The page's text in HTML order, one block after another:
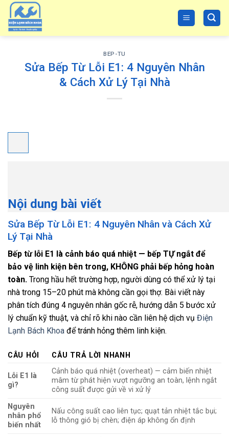
Skip
content
BEP-TU
Sửa Bếp Từ Lỗi E1: 4 Nguyên Nhân
& Cách Xử Lý Tại Nhà
Nội dung bài viết
Sửa Bếp Từ Lỗi E1: 4 Nguyên Nhân và Cách Xử
Lý Tại Nhà
Bếp từ lỗi E1 là cảnh báo quá nhiệt — bếp TỰ ngắt để
bảo vệ linh kiện bên trong, KHÔNG phải bếp hỏng hoàn
toàn. Trong hầu hết trường hợp, người dùng có thể xử lý tại
nhà trong 15–20 phút mà không cần gọi thợ. Bài viết này
phân tích đúng 4 nguyên nhân gốc rễ, hướng dẫn 5 bước xử
lý chuẩn kỹ thuật, và chỉ rõ khi nào cần liên hệ dịch vụ Điện
Lạnh Bách Khoa để tránh hỏng thêm linh kiện.
CÂU HỎI CÂU TRẢ LỜI NHANH
Lỗi E1 là
gì?
Cảnh báo quá nhiệt (overheat) — cảm biến nhiệt
mâm từ phát hiện vượt ngưỡng an toàn, lệnh ngắt
công suất được gửi về vi xử lý
Nguyên
nhân phổ
biến nhất
Nấu công suất cao liên tục; quạt tản nhiệt tắc bụi;
lỗ thông gió bị chèn; điện áp không ổn định